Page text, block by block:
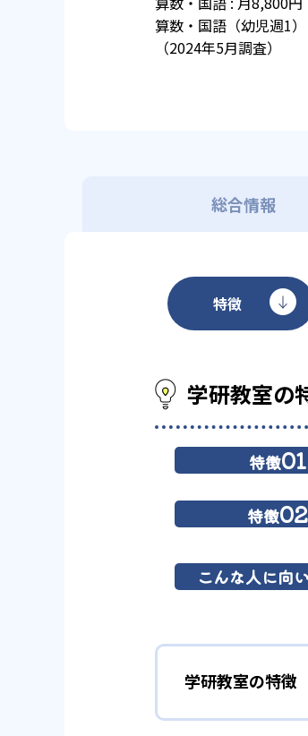
算数・国語（幼児週1
（2024年5月調査）
総合情報
特徴
学研教室の
特徴01
特徴02
こんな人に向
学研教室の特徴